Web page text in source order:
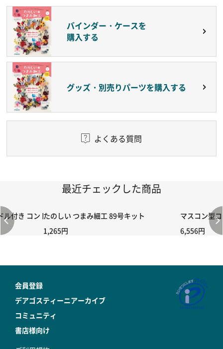
バインダー・ケースを
購入する
グッズ・別売りパーツを購入する
よくある質問
最近チェックした商品
付き コントローラー＆ポイント切り替えスイッチRC-02/C002 /
たのしい つまみ細工 89号キット
1,265円
マスコン型
6,556円
会員登録
デアゴスティーニアーカイブ
コミュニティ
書店様向け